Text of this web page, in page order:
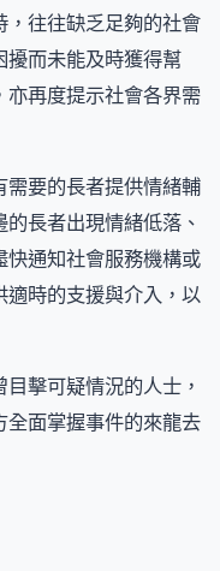
，往往缺乏足夠的社會
擾而未能及時獲得幫
亦再度提示社會各界需
需要的長者提供情緒輔
長者出現情緒低落、
快通知社會服務機構或
時的支援與介入，以
擊可疑情況的人士，
全面掌握事件的來龍去